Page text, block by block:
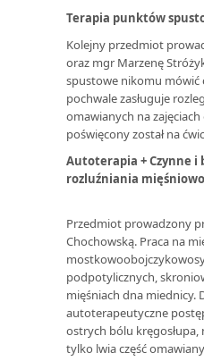
Terapia punktów
Kolejny przedmiot
oraz mgr Marzenę
spustowe nikomu mówić
pochwale zasługuje
omawianych na zajęciach
poświęcony został na
Autoterapia + Czynne
rozluźniania
Przedmiot prowadzony
Chochowską. Praca na
podpotylicznych,
mięśniach dna miednicy.
autoterapeutyczne
ostrych bólu
tylko lwia część